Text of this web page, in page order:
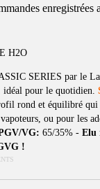
enregistrées
H2O
SERIES par le
idéal pour le quotidien.
rond et équilibré qui
ou pour les
VG: 65/35% - Elu
!